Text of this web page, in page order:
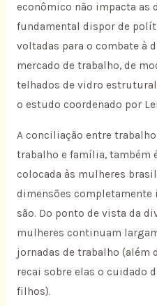
econômico não impacta as
fundamental dispor de
voltadas para o combate à
mercado de trabalho, de
telhados de vidro
o estudo coordenado por
A conciliação entre
trabalho e família, também
colocada às mulheres
dimensões completamente
são. Do ponto de vista da
mulheres continuam
jornadas de trabalho (além
recai sobre elas o cuidado
filhos).